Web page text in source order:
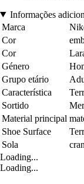
Informações
Marca
Cor
Cor
Género
Grupo etário
Característica
Sortido
Material principal
Shoe Surface
Sola
Loading...
Loading...